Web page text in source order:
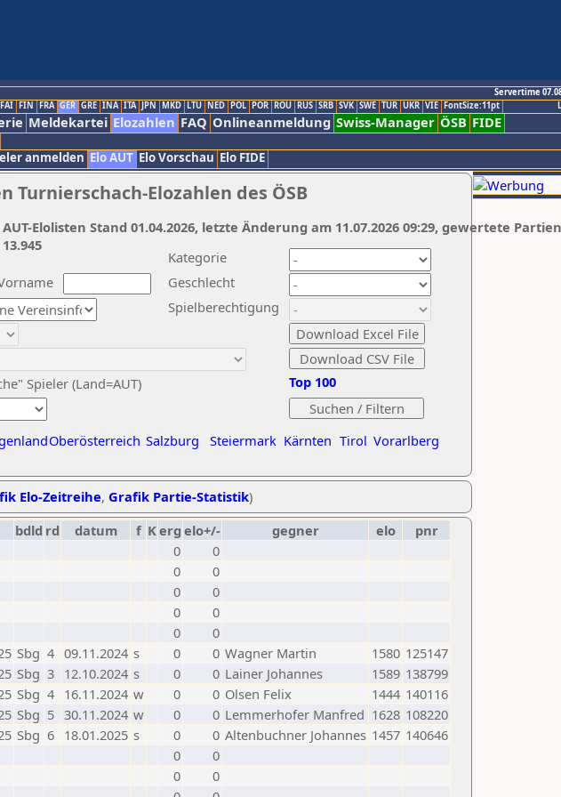
Servertime
FAI FIN FRA GER GRE INA ITA JPN MKD LTU NED POL POR ROU RUS SRB SVK SWE TUR UKR VIE FontSize:11pt
Meldekartei Elozahlen FAQ Onlineanmeldung Swiss-Manager ÖSB FIDE
anmelden Elo AUT Elo Vorschau Elo FIDE
Elozahlen des ÖSB
Kategorie
Geschlecht
Spieler (Land=AUT)
Spielberechtigung
Oberösterreich Salzburg Steiermark Kärnten Tirol Vorarlberg
Top 100
AUT-Elolisten Stand 01.04.2026, letzte Änderung am 11.07.2026 09:29, gewertete
13.945
Elo-Zeitreihe, Grafik Partie-Statistik)
bdld rd datum f Kerg elo+/- gegner elo
pnr
0
0
0
0
0
0
0
0
0
0
Sbg 4 09.11.2024 s 0 0 Wagner Martin 1580 125147
Sbg 3 12.10.2024 s 0 0 Lainer Johannes 1589 138799
Sbg 4 16.11.2024 w 0 0 Olsen Felix 1444 140116
Sbg 5 30.11.2024 w 0 0 Lemmerhofer Manfred 1628 108220
Sbg 6 18.01.2025 s 0 0 Altenbuchner Johannes 1457 140646
0
0
0
0